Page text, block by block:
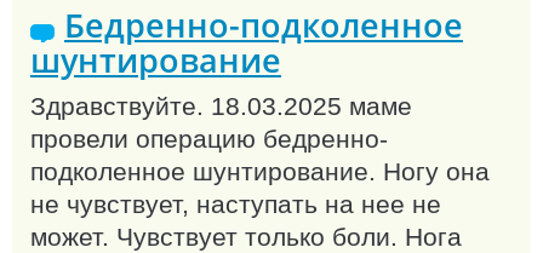
Бедренно-подколенное
шунтирование
Здравствуйте. 18.03.2025 маме
провели операцию бедренно-
подколенное шунтирование. Ногу она
не чувствует, наступать на нее не
может. Чувствует только боли. Нога